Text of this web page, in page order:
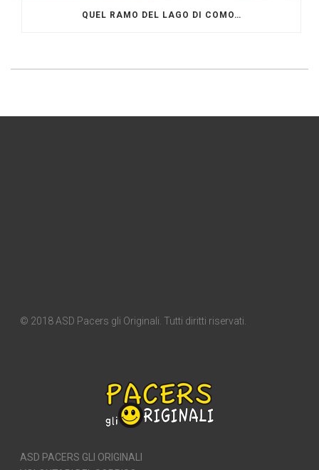
QUEL RAMO DEL LAGO DI COMO…
© 2018 ASD Pacers gli Originali. Tutti diritti riservati.
ASD PACERS GLI ORIGINALI